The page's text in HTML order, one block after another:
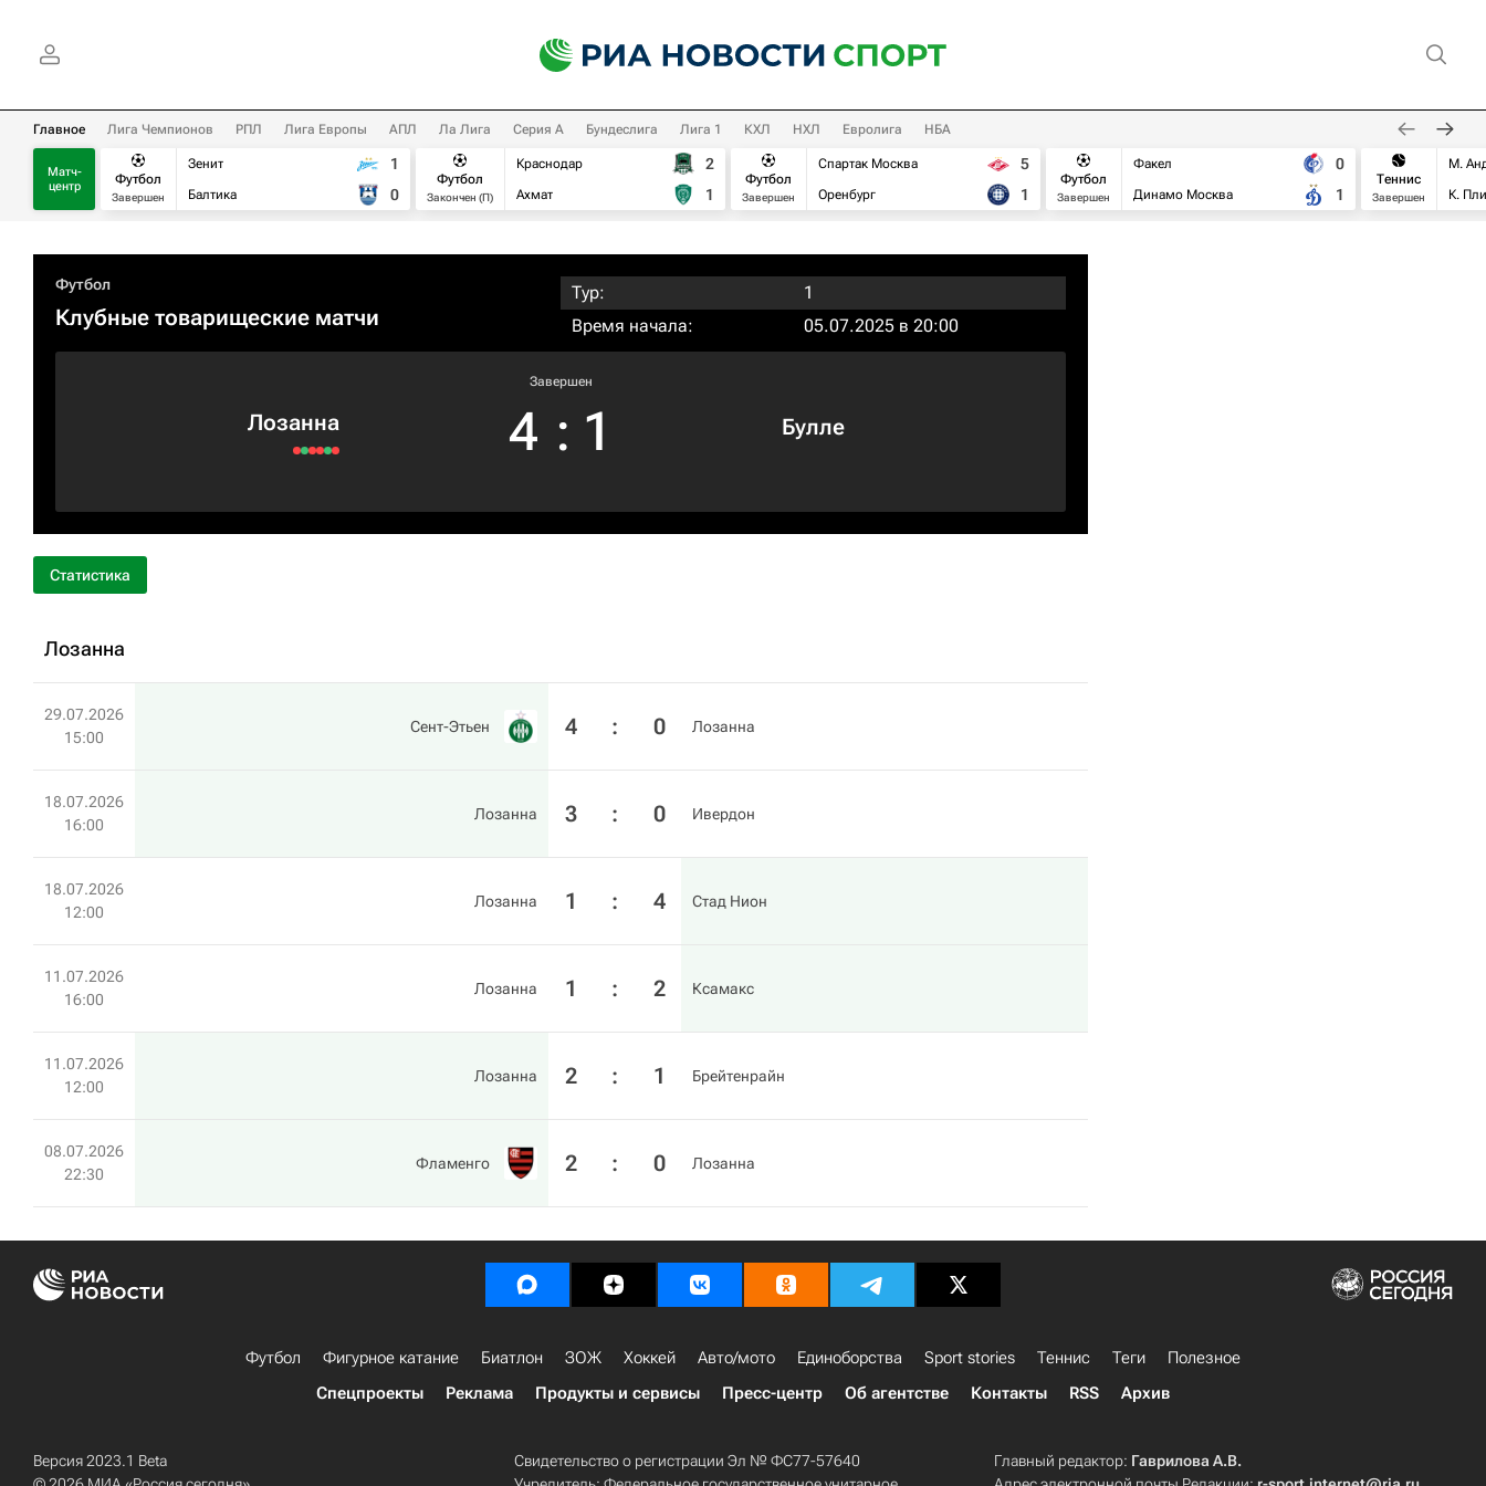
Главное Лига Чемпионов РПЛ Лига Европы АПЛ Ла Лига Серия А Бундеслига Лига 1 КХЛ НХЛ Евролига НБА
Матч-
центр
Футбол
Завершен
Зенит
Балтика
1
0
Футбол
Закончен (П)
Краснодар
Ахмат
2
1
Футбол
Завершен
Спартак Москва
Оренбург
5
1
Футбол
Завершен
Факел
Динамо Москва
0
1
Теннис
Завершен
М.
К.
Футбол
Клубные товарищеские матчи
Тур:
1
Время начала:
05.07.2025 в 20:00
Лозанна
Завершен
4 : 1 Булле
Статистика
Лозанна
29.07.2026
15:00
Сент-Этьен 4 : 0 Лозанна
18.07.2026
16:00
Лозанна 3 : 0 Ивердон
18.07.2026
12:00
Лозанна 1 : 4 Стад Нион
11.07.2026
16:00
Лозанна 1 : 2 Ксамакс
11.07.2026
12:00
Лозанна 2 : 1 Брейтенрайн
08.07.2026
22:30
Фламенго 2 : 0 Лозанна
Футбол Фигурное катание Биатлон ЗОЖ Хоккей Авто/мото Единоборства Sport stories Теннис Теги
Полезное
Спецпроекты
Реклама Продукты и сервисы Пресс-центр Об агентстве Контакты RSS Архив
Версия 2023.1 Beta
Свидетельство о регистрации Эл № ФС77-57640
Главный редактор: Гаврилова А.В.